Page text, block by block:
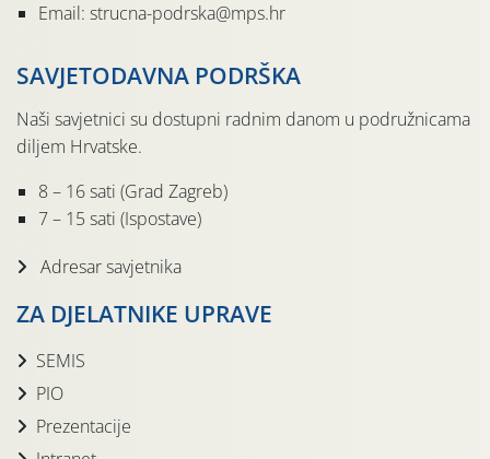
Email: strucna-podrska@mps.hr
SAVJETODAVNA PODRŠKA
Naši savjetnici su dostupni radnim danom u podružnicama
diljem Hrvatske.
8 – 16 sati (Grad Zagreb)
7 – 15 sati (Ispostave)
Adresar savjetnika
ZA DJELATNIKE UPRAVE
SEMIS
PIO
Prezentacije